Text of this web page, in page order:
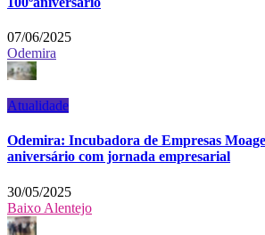
07/06/2025
Odemira
Atualidade
Odemira: Incubadora de Empresas
aniversário com jornada empresarial
30/05/2025
Baixo Alentejo